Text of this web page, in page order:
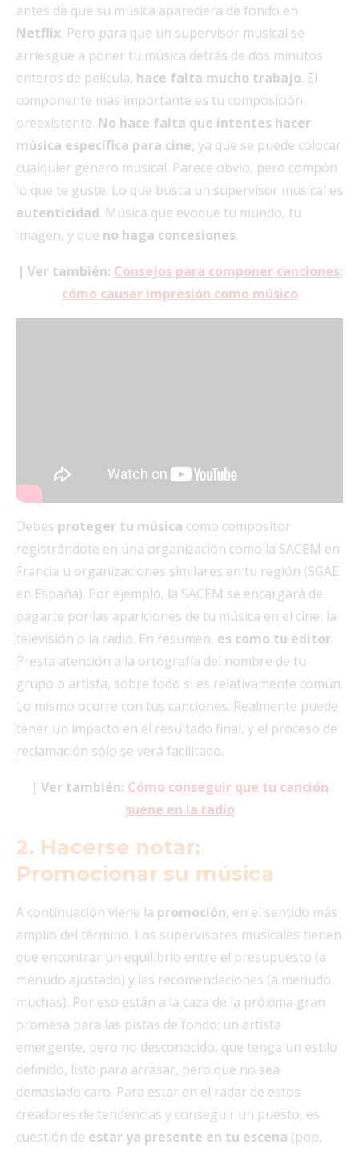
antes de que su música apareciera de fondo en
Netflix. Pero para que un supervisor musical se
arriesgue a poner tu música detrás de dos minutos
enteros de película, hace falta mucho trabajo. El
componente más importante es tu composición
preexistente. No hace falta que intentes hacer
música específica para cine, ya que se puede colocar
cualquier género musical. Parece obvio, pero compón
lo que te guste. Lo que busca un supervisor musical es
autenticidad. Música que evoque tu mundo, tu
imagen, y que no haga concesiones.
| Ver también: Consejos para componer canciones:
cómo causar impresión como músico
Debes proteger tu música como compositor
registrándote en una organización como la SACEM en
Francia u organizaciones similares en tu región (SGAE
en España). Por ejemplo, la SACEM se encargará de
pagarte por las apariciones de tu música en el cine, la
televisión o la radio. En resumen, es como tu editor.
Presta atención a la ortografía del nombre de tu
grupo o artista, sobre todo si es relativamente común.
Lo mismo ocurre con tus canciones. Realmente puede
tener un impacto en el resultado final, y el proceso de
reclamación sólo se verá facilitado.
| Ver también: Cómo conseguir que tu canción
suene en la radio
2. Hacerse notar:
Promocionar su música
A continuación viene la promoción, en el sentido más
amplio del término. Los supervisores musicales tienen
que encontrar un equilibrio entre el presupuesto (a
menudo ajustado) y las recomendaciones (a menudo
muchas). Por eso están a la caza de la próxima gran
promesa para las pistas de fondo: un artista
emergente, pero no desconocido, que tenga un estilo
definido, listo para arrasar, pero que no sea
demasiado caro. Para estar en el radar de estos
creadores de tendencias y conseguir un puesto, es
cuestión de estar ya presente en tu escena (pop,